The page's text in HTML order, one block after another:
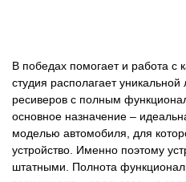
В победах помогает и работа
студия располагает
ресиверов с полным
основное назначение –
моделью автомобиля, для
устройство. Именно поэтому
штатными. Полнота